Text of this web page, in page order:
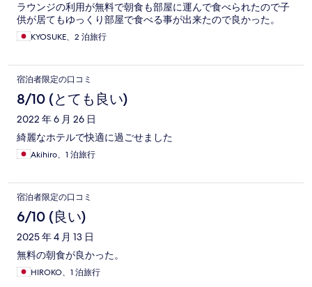
ラウンジの利用が無料で朝食も部屋に運んで食べられたので子
供が居てもゆっくり部屋で食べる事が出来たので良かった。
KYOSUKE、2 泊旅行
宿泊者限定の口コミ
8/10 (とても良い)
2022 年 6 月 26 日
綺麗なホテルで快適に過ごせました
Akihiro、1 泊旅行
宿泊者限定の口コミ
6/10 (良い)
2025 年 4 月 13 日
無料の朝食が良かった。
HIROKO、1 泊旅行